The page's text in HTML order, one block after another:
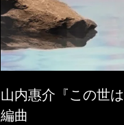
山内惠介『この世
編曲